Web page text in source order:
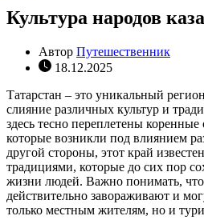
Культура народов
Автор Путешественник
18.12.2025
Татарстан – это уникальный
слияние различных культур и
здесь тесно переплетены
которые возникли под влиянием
другой стороны, этот край
традициями, которые до сих пор
жизни людей. Важно понимать, что
действительно завораживают и
только местным жителям, но и